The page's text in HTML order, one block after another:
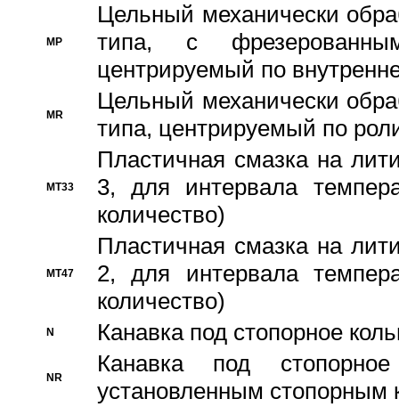
MP
Цельный механически
типа, с
центрируемый по
MR
Цельный механически
типа, центрируемый по
MT33
Пластичная смазка на
3, для интервала
количество)
MT47
Пластичная смазка на
2, для интервала
количество)
N Канавка под стопорное
NR
Канавка под
установленным стопорным